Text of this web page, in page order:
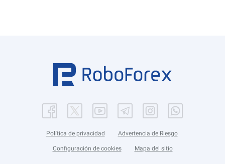
Política de privacidad Advertencia de Riesgo
Configuración de cookies Mapa del sitio